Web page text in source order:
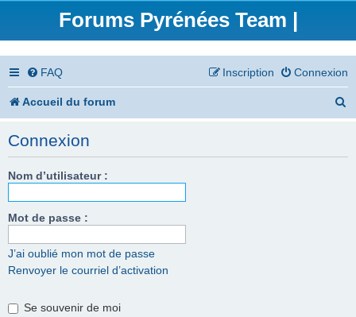
Forums Pyrénées Team |
FAQ Connexion
Inscription
Accueil du forum
Connexion
Nom d’utilisateur :
Mot de passe :
J’ai oublié mon mot de passe
Renvoyer le courriel d’activation
Se souvenir de moi